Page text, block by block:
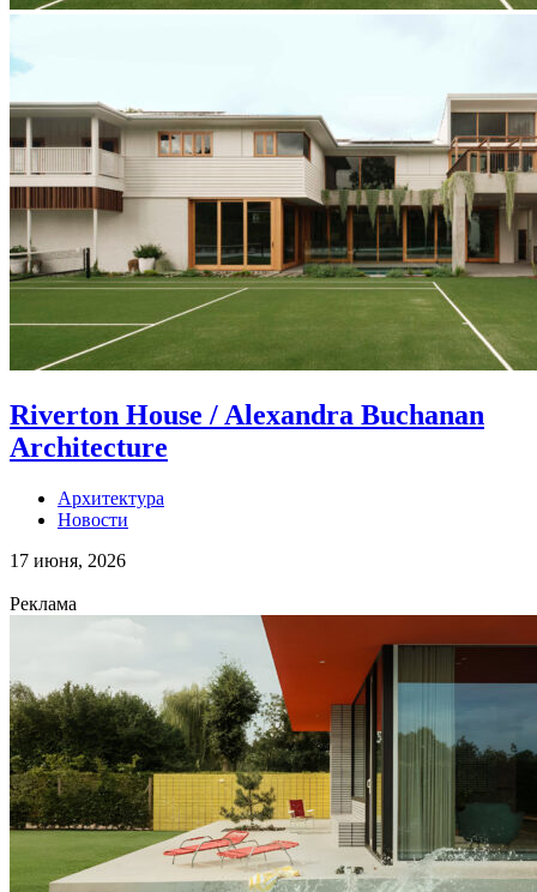
Riverton House / Alexandra Buchanan
Architecture
Архитектура
Новости
17 июня, 2026
Реклама